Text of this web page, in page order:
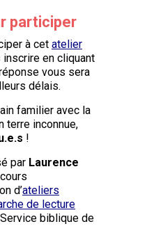
participer
à cet atelier
en cliquant
vous sera
délais.
familier avec la
terre inconnue,
!
par Laurence
d’ateliers
de lecture
biblique de